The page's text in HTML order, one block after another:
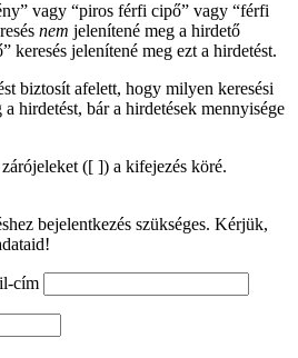
vagy “piros férfi cipő” vagy “férfi
nem jelenítené meg a hirdető
keresés jelenítené meg ezt a hirdetést.
biztosít afelett, hogy milyen keresési
hirdetést, bár a hirdetések mennyisége
([ ]) a kifejezés köré.
bejelentkezés szükséges. Kérjük,
cím